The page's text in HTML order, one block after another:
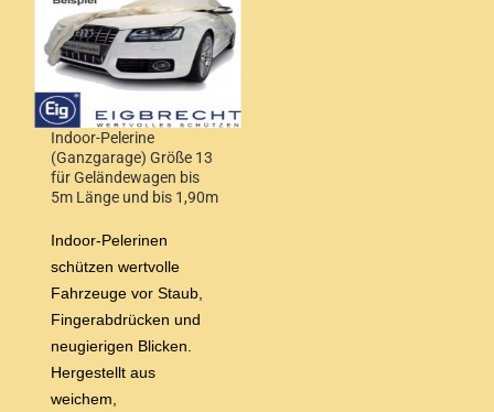
Indoor-Pelerine
(Ganzgarage) Größe 13
für Geländewagen bis
5m Länge und bis 1,90m
Indoor-Pelerinen
schützen wertvolle
Fahrzeuge vor Staub,
Fingerabdrücken und
neugierigen Blicken.
Hergestellt aus
weichem,